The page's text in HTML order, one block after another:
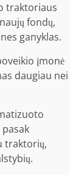
traktoriaus
fondų,
ganyklas.
įmonė
daugiau nei
traktorių,